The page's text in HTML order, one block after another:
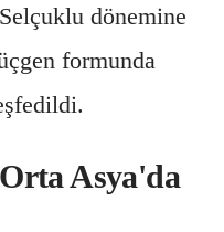
dönemine
formunda
Asya'da